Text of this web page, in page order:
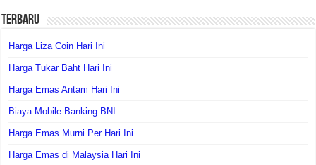
Terbaru
Harga Liza Coin Hari Ini
Harga Tukar Baht Hari Ini
Harga Emas Antam Hari Ini
Biaya Mobile Banking BNI
Harga Emas Murni Per Hari Ini
Harga Emas di Malaysia Hari Ini